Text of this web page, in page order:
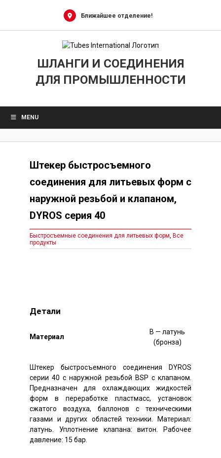
Ближайшее отделение!
ШЛАНГИ И СОЕДИНЕНИЯ
ДЛЯ ПРОМЫШЛЕННОСТИ
MENU
Штекер быстросъемного
соединения для литьевых форм с
наружной резьбой и клапаном,
DYROS серия 40
Быстросъемные соединения для литьевых форм, Все
продукты
Детали
Mатериал
B — латунь
(бронза)
Штекер быстросъемного соединения DYROS
серии 40 с наружной резьбой BSP с клапаном.
Предназначен для охлаждающих жидкостей
форм в переработке пластмасс, установок
сжатого воздуха, баллонов с техническими
газами и других областей техники. Материал:
латунь. Уплотнение клапана: витон. Рабочее
давление: 15 бар.